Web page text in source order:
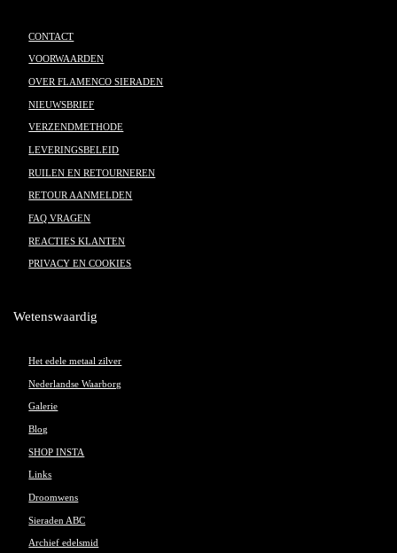
CONTACT
VOORWAARDEN
OVER FLAMENCO SIERADEN
NIEUWSBRIEF
VERZENDMETHODE
LEVERINGSBELEID
RUILEN EN RETOURNEREN
RETOUR AANMELDEN
FAQ VRAGEN
REACTIES KLANTEN
PRIVACY EN COOKIES
Wetenswaardig
Het edele metaal zilver
Nederlandse Waarborg
Galerie
Blog
SHOP INSTA
Links
Droomwens
Sieraden ABC
Archief edelsmid